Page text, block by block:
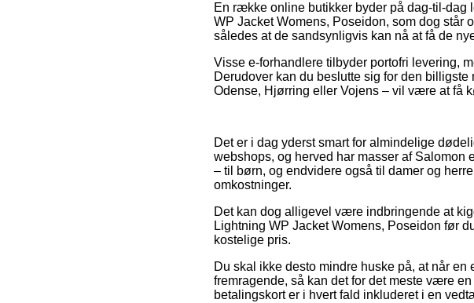
En række online butikker byder på dag-til-
WP Jacket Womens, Poseidon, som dog står
således at de sandsynligvis kan nå at få de
Visse e-forhandlere tilbyder portofri levering,
Derudover kan du beslutte sig for den
Odense, Hjørring eller Vojens – vil være at få
Det er i dag yderst smart for almindelige
webshops, og herved har masser af
– til børn, og endvidere også til damer og
omkostninger.
Det kan dog alligevel være indbringende at
Lightning WP Jacket Womens, Poseidon før
kostelige pris.
Du skal ikke desto mindre huske på, at når
fremragende, så kan det for det meste være
betalingskort er i hvert fald inkluderet i en